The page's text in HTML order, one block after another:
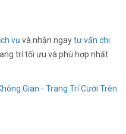
vụ và nhận ngaytư vấn chi
trí tối ưu và phù hợp nhất
Gian - Trang Trí Cưới Trên